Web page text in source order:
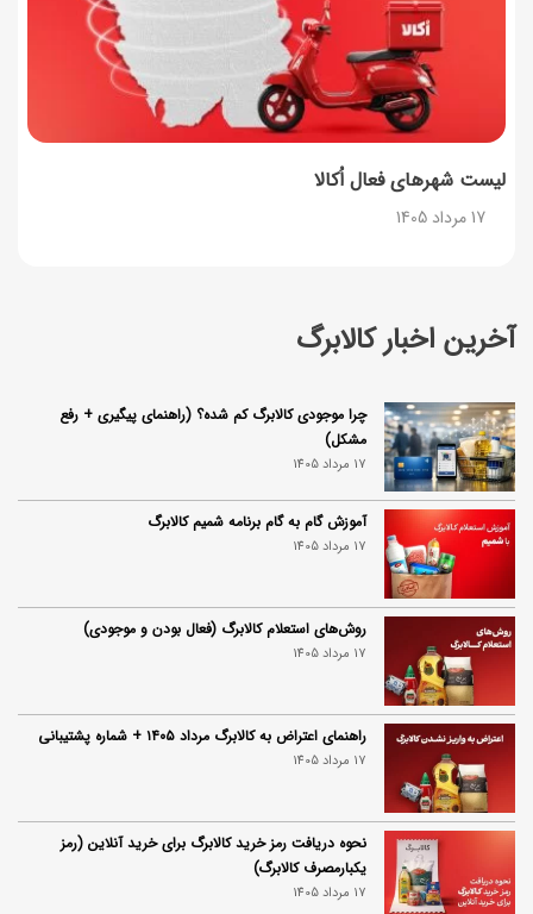
آخرین اخبار کالابرگ
چرا موجودی کالابرگ کم شده؟ (راهنمای پیگیری + رفع
مشکل)
17 مرداد 1405
آموزش گام به گام برنامه شمیم کالابرگ
17 مرداد 1405
روش‌های استعلام کالابرگ (فعال بودن و موجودی)
17 مرداد 1405
راهنمای اعتراض به کالابرگ مرداد ۱۴۰۵ + شماره پشتیبانی
17 مرداد 1405
نحوه دریافت رمز خرید کالابرگ برای خرید آنلاین (رمز
یکبارمصرف کالابرگ)
17 مرداد 1405
لیست شهرهای فعال اُکالا
17 مرداد 1405